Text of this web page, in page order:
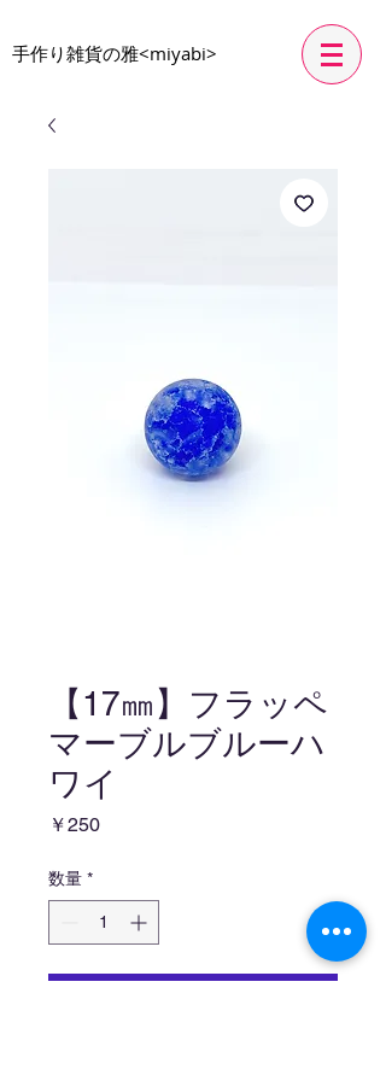
​手作り雑貨の雅<miyabi>
【17㎜】フラッペ
マーブルブルーハ
ワイ
￥250価
数量 *